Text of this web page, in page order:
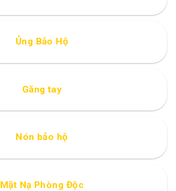
Ủng Bảo Hộ
Găng tay
Nón bảo hộ
Mặt Nạ Phòng Độc